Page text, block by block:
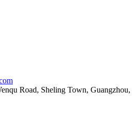
Road, Sheling Town, Guangzhou,